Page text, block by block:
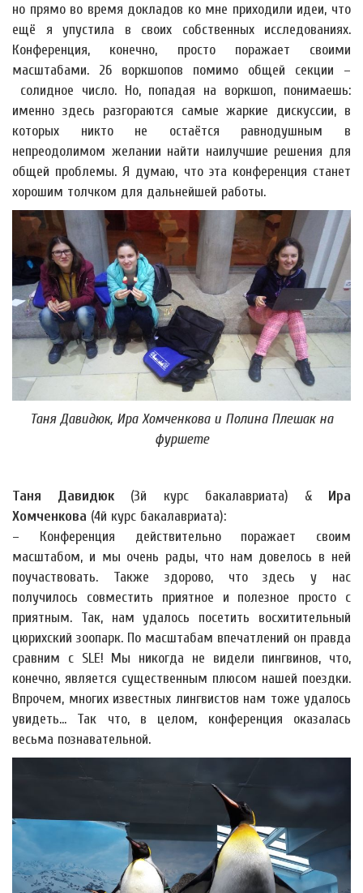
но прямо во время докладов ко мне приходили идеи, что
ещё я упустила в своих собственных исследованиях.
Конференция, конечно, просто поражает своими
масштабами. 26 воркшопов помимо общей секции –
солидное число. Но, попадая на воркшоп, понимаешь:
именно здесь разгораются самые жаркие дискуссии, в
которых никто не остаётся равнодушным в
непреодолимом желании найти наилучшие решения для
общей проблемы. Я думаю, что эта конференция станет
хорошим толчком для дальнейшей работы.
Таня Давидюк, Ира Хомченкова и Полина Плешак на
фуршете
Таня Давидюк (3й курс бакалавриата) & Ира
Хомченкова (4й курс бакалавриата):
– Конференция действительно поражает своим
масштабом, и мы очень рады, что нам довелось в ней
поучаствовать. Также здорово, что здесь у нас
получилось совместить приятное и полезное просто с
приятным. Так, нам удалось посетить восхитительный
цюрихский зоопарк. По масштабам впечатлений он правда
сравним с SLE! Мы никогда не видели пингвинов, что,
конечно, является существенным плюсом нашей поездки.
Впрочем, многих известных лингвистов нам тоже удалось
увидеть... Так что, в целом, конференция оказалась
весьма познавательной.